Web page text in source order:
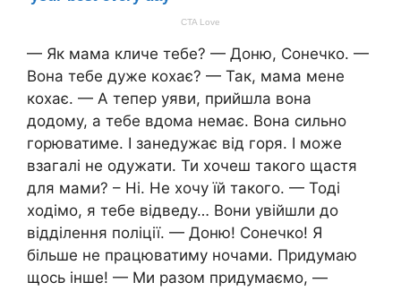
— Як мама кличе тебе? — Доню, Сонечко. —
Вона тебе дуже кохає? — Так, мама мене
кохає. — А тепер уяви, прийшла вона
додому, а тебе вдома немає. Вона сильно
горюватиме. І занедужає від горя. І може
взагалі не одужати. Ти хочеш такого щастя
для мами? – Ні. Не хочу їй такого. — Тоді
ходімо, я тебе відведу… Вони увійшли до
відділення поліції. — Доню! Сонечко! Я
більше не працюватиму ночами. Придумаю
щось інше! — Ми разом придумаємо, —